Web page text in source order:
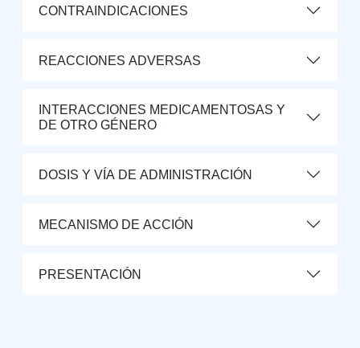
CONTRAINDICACIONES
REACCIONES ADVERSAS
INTERACCIONES MEDICAMENTOSAS Y
DE OTRO GÉNERO
DOSIS Y VÍA DE ADMINISTRACIÓN
MECANISMO DE ACCIÓN
PRESENTACIÓN